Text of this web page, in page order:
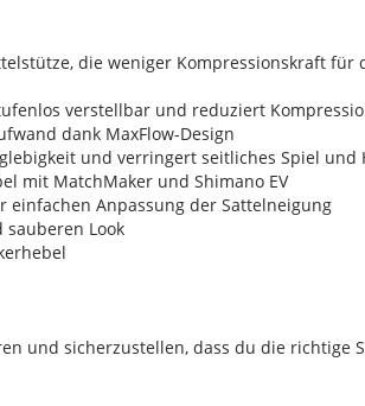
die weniger Kompressionskraft
verstellbar und reduziert
dank MaxFlow-Design
und verringert seitliches Spiel und
mit MatchMaker und Shimano EV
Anpassung der Sattelneigung
Look
und sicherzustellen, dass du die